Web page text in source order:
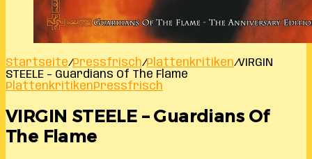
Startseite/Pressfrisch/Plattenkritiken/VIRGIN
STEELE – Guardians Of The Flame
PlattenkritikenPressfrisch
VIRGIN STEELE – Guardians Of
The Flame